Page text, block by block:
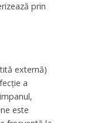
prin
externă)
a
este